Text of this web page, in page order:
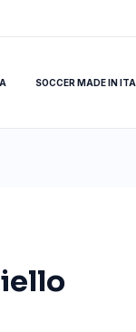
SOCCER MADE IN